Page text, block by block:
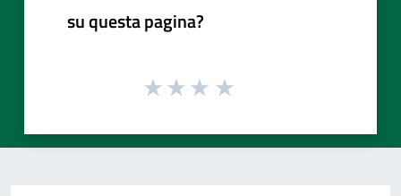
su questa pagina?